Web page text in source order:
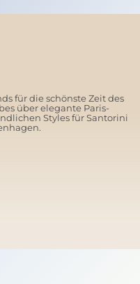
für die schönste Zeit des
über elegante Paris-
Styles für Santorini